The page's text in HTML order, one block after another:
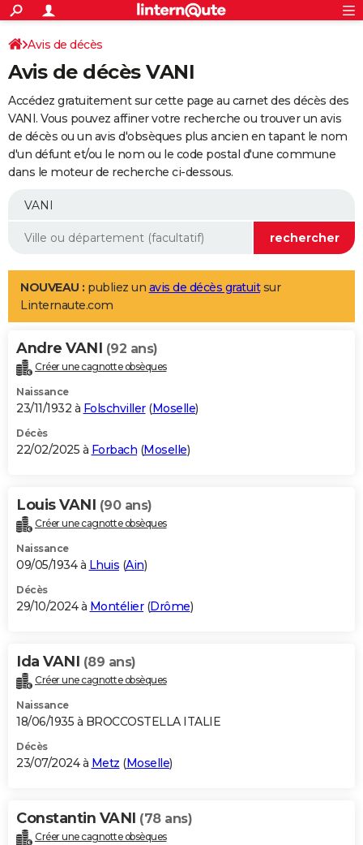
ACTUALITÉS
Politique
Société
Faits Divers
Education
Monde
Villes
+
SPORT
Coupe du monde 2026
Football
Tennis
Cyclisme
Rugby
Forum
Programme TV
TNT
Streaming
Cinéma
Sorties cinéma
Musique
+
FINANCE
Retraite
Impôts
Epargne
Immobilier
Risques naturels par ville
Banque
Assurance
Crédit
AUTO
Essais
Réserver un essai
Citadines
Berlines
SUV
Forum auto
+
Mobiles
Meilleur smartphone
Internet
Ordinateurs
Jeux vidéo
Guide high-tech
Aménagement intérieur
LIFESTYLE
Art de vivre
Bien-être
Loisirs
Mode
Modes de vie
Alimentation
Guide de la santé
Maladies
Médicaments
Sommeil
VOYAGE
Destinations
City break
Voyage nature
Voyage de noces
Forum
Climat
+PHOTO
GUIDES D'ACHAT
BONS PLANS
Carte de Noël
Carte Bonne année
Carte Saint-Valentin
Carte Pâques
Carte d'anniversaire
DICTIONNAIRE
Dictionnaire
Biographies
Citations
Expressions
Proverbes
PROGRAMME TV
S'inscrire
Se connecter
Lycées
Collèges
Primaires
Universités
Entreprises
Service militaire
Avis de recherche
AVIS DE DÉCÈS
Bricolage
Lifestyle
Culture
Sport
Auto
Television
Voyage
Cinema
Avis de décès
Avis de décès VANI
Accédez gratuitement sur cette page au carnet des décès des
VANI. Vous pouvez affiner votre recherche ou trouver un avis
de décès ou un avis d'obsèques plus ancien en tapant le nom
d'un défunt et/ou le nom ou le code postal d'une commune
dans le moteur de recherche ci-dessous.
NOUVEAU : publiez un avis de décès gratuitsur
Linternaute.com
Andre VANI (92 ans)
Créer une cagnotte obsèques
Naissance
23/11/1932 à Folschviller(Moselle)
Décès
22/02/2025 à Forbach (Moselle)
Louis VANI (90 ans)
Créer une cagnotte obsèques
Naissance
09/05/1934 à Lhuis (Ain)
Décès
29/10/2024 à Montélier(Drôme)
Ida VANI (89 ans)
Créer une cagnotte obsèques
Naissance
18/06/1935 à BROCCOSTELLA ITALIE
Décès
23/07/2024 à Metz (Moselle)
Constantin VANI (78 ans)
Créer une cagnotte obsèques